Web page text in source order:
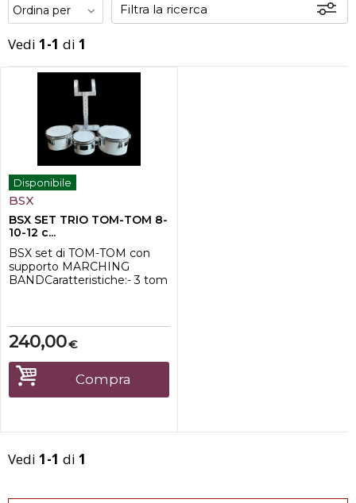
Filtra la ricerca
Vedi 1-1 di 1
Disponibile
BSX
BSX SET TRIO TOM-TOM 8-
10-12 c...
BSX set di TOM-TOM con
supporto MARCHING
BANDCaratteristiche:- 3 tom
incluso
€
240,00
Compra
Vedi 1-1 di 1